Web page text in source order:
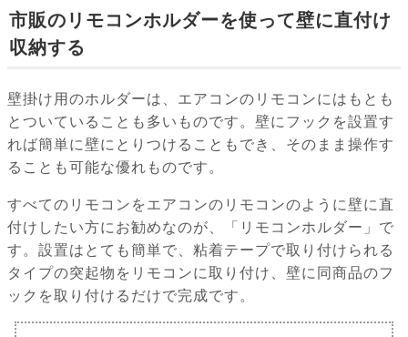
市販のリモコンホルダーを使って壁に直付け
収納する
壁掛け用のホルダーは、エアコンのリモコンにはもとも
とついていることも多いものです。壁にフックを設置す
れば簡単に壁にとりつけることもでき、そのまま操作す
ることも可能な優れものです。
すべてのリモコンをエアコンのリモコンのように壁に直
付けしたい方にお勧めなのが、「リモコンホルダー」で
す。設置はとても簡単で、粘着テープで取り付けられる
タイプの突起物をリモコンに取り付け、壁に同商品のフ
ックを取り付けるだけで完成です。